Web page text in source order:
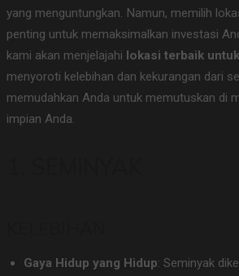
yang menguntungkan. Namun, memilih
penting untuk memaksimalkan investasi
kami akan menjelajahi lokasi terbaik
menyoroti kelebihan dan kekurangan dari
memudahkan Anda untuk memutuskan di
impian Anda.
Gaya Hidup yang Hidup: Seminyak